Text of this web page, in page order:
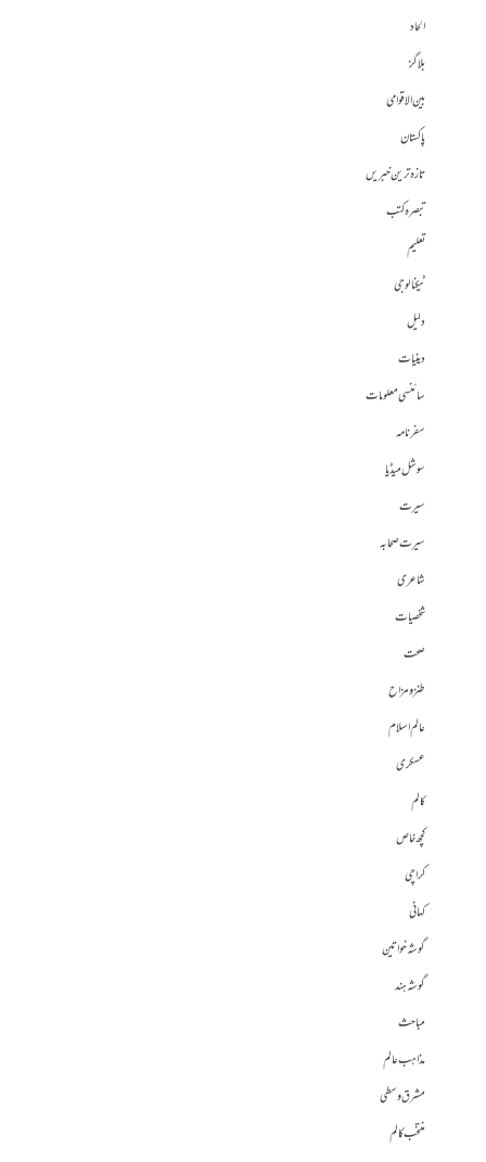
الحاد
بلاگز
بین الاقوامی
پاکستان
تازہ ترین خبریں
تبصرہ کتب
تعلیم
ٹیکنالوجی
دلیل
دینیات
سائنسی معلومات
سفرنامہ
سوشل میڈیا
سیرت
سیرت صحابہ
شاعری
شخصیات
صحت
طنز و مزاح
عالم اسلام
عسکری
کالم
کچھ خاص
کراچی
کہانی
گوشہ خواتین
گوشہ ہند
مباحث
مذاہب عالم
مشرق وسطی
منتخب کالم